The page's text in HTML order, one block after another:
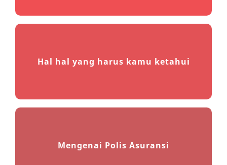
Hal hal yang harus kamu ketahui
Mengenai Polis Asuransi